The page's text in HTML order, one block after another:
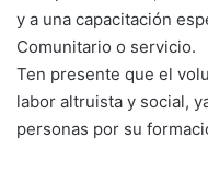
y a una capacitación
Comunitario o servicio.
Ten presente que el
labor altruista y social,
personas por su